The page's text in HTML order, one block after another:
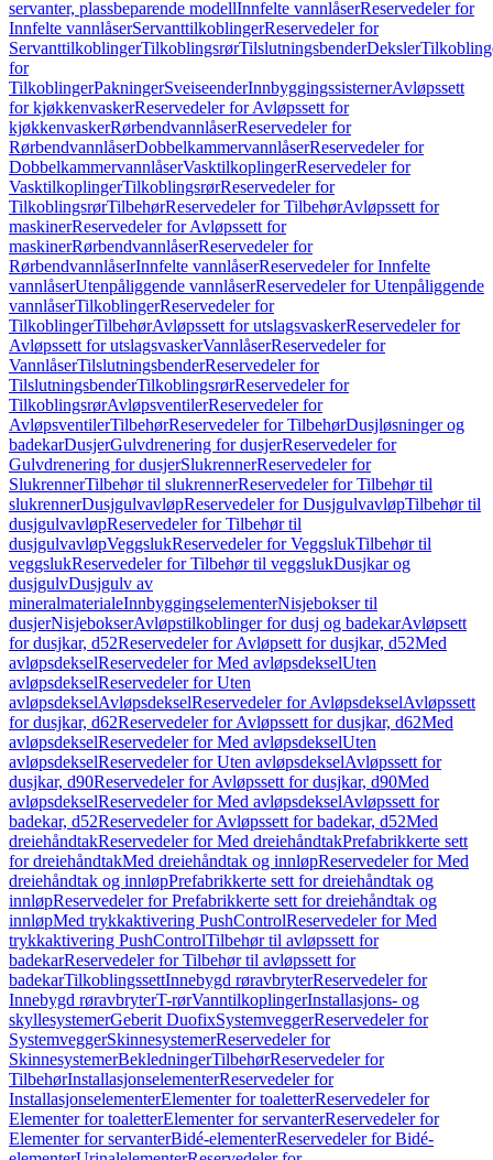
servanter, plassbeparende modellInnfelte vannlåserReservedeler for
Innfelte vannlåserServanttilkoblingerReservedeler for
ServanttilkoblingerTilkoblingsrørTilslutningsbenderDeksler
for
TilkoblingerPakningerSveiseenderInnbyggingssisternerAvløpssett
for kjøkkenvaskerReservedeler for Avløpssett for
kjøkkenvaskerRørbendvannlåserReservedeler for
RørbendvannlåserDobbelkammervannlåserReservedeler for
DobbelkammervannlåserVasktilkoplingerReservedeler for
VasktilkoplingerTilkoblingsrørReservedeler for
TilkoblingsrørTilbehørReservedeler for TilbehørAvløpssett for
maskinerReservedeler for Avløpssett for
maskinerRørbendvannlåserReservedeler for
RørbendvannlåserInnfelte vannlåserReservedeler for Innfelte
vannlåserUtenpåliggende vannlåserReservedeler for Utenpåliggende
vannlåserTilkoblingerReservedeler for
TilkoblingerTilbehørAvløpssett for utslagsvaskerReservedeler for
Avløpssett for utslagsvaskerVannlåserReservedeler for
VannlåserTilslutningsbenderReservedeler for
TilslutningsbenderTilkoblingsrørReservedeler for
TilkoblingsrørAvløpsventilerReservedeler for
AvløpsventilerTilbehørReservedeler for TilbehørDusjløsninger og
badekarDusjerGulvdrenering for dusjerReservedeler for
Gulvdrenering for dusjerSlukrennerReservedeler for
SlukrennerTilbehør til slukrennerReservedeler for Tilbehør til
slukrennerDusjgulvavløpReservedeler for DusjgulvavløpTilbehør til
dusjgulvavløpReservedeler for Tilbehør til
dusjgulvavløpVeggslukReservedeler for VeggslukTilbehør til
veggslukReservedeler for Tilbehør til veggslukDusjkar og
dusjgulvDusjgulv av
mineralmaterialeInnbyggingselementerNisjebokser til
dusjerNisjebokserAvløpstilkoblinger for dusj og badekarAvløpsett
for dusjkar, d52Reservedeler for Avløpsett for dusjkar, d52Med
avløpsdekselReservedeler for Med avløpsdekselUten
avløpsdekselReservedeler for Uten
avløpsdekselAvløpsdekselReservedeler for AvløpsdekselAvløpssett
for dusjkar, d62Reservedeler for Avløpssett for dusjkar, d62Med
avløpsdekselReservedeler for Med avløpsdekselUten
avløpsdekselReservedeler for Uten avløpsdekselAvløpssett for
dusjkar, d90Reservedeler for Avløpssett for dusjkar, d90Med
avløpsdekselReservedeler for Med avløpsdekselAvløpssett for
badekar, d52Reservedeler for Avløpssett for badekar, d52Med
dreiehåndtakReservedeler for Med dreiehåndtakPrefabrikkerte sett
for dreiehåndtakMed dreiehåndtak og innløpReservedeler for Med
dreiehåndtak og innløpPrefabrikkerte sett for dreiehåndtak og
innløpReservedeler for Prefabrikkerte sett for dreiehåndtak og
innløpMed trykkaktivering PushControlReservedeler for Med
trykkaktivering PushControlTilbehør til avløpssett for
badekarReservedeler for Tilbehør til avløpssett for
badekarTilkoblingssettInnebygd røravbryterReservedeler for
Innebygd røravbryterT-rørVanntilkoplingerInstallasjons- og
skyllesystemerGeberit DuofixSystemveggerReservedeler for
SystemveggerSkinnesystemerReservedeler for
SkinnesystemerBekledningerTilbehørReservedeler for
TilbehørInstallasjonselementerReservedeler for
InstallasjonselementerElementer for toaletterReservedeler for
Elementer for toaletterElementer for servanterReservedeler for
Elementer for servanterBidé-elementerReservedeler for Bidé-